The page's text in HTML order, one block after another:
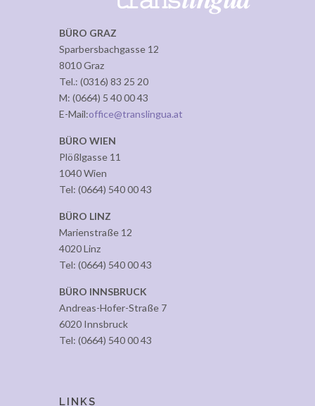
BÜRO GRAZ
Sparbersbachgasse 12
8010 Graz
Tel.: (0316) 83 25 20
M: (0664) 5 40 00 43
E-Mail:office@translingua.at
BÜRO WIEN
Plößlgasse 11
1040 Wien
Tel: (0664) 540 00 43
BÜRO LINZ
Marienstraße 12
4020 Linz
Tel: (0664) 540 00 43
BÜRO INNSBRUCK
Andreas-Hofer-Straße 7
6020 Innsbruck
Tel: (0664) 540 00 43
LINKS